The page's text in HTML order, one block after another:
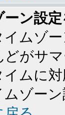
ーン設
イムゾ
どがサ
イムに
ムゾー